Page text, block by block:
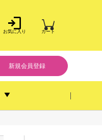
お気に入り カート
新規会員登録